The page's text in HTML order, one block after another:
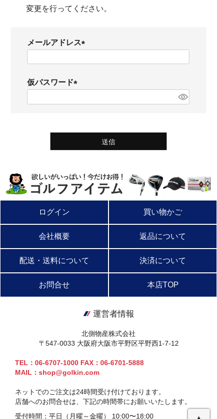
変更を行ってください。
メールアドレス
仮パスワード
送信
ログイン 買い物かご
会社概要 返品について
配送・送料について 決済について
お問合せ 本店TOP
運営者情報
北側物産株式会社
〒547-0033 大阪府大阪市平野区平野西1-7-12
TEL：06-6707-1000 FAX：06-6701-5888
MAIL：shop@golkin.com
ネットでのご注文は24時間受け付けております。
店舗へのお問合せは、下記の時間帯にお願いいたします。
受付時間：平日（月曜～金曜） 10:00〜18:00